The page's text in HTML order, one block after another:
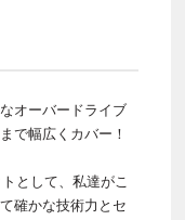
オーバードライブ
で幅広くカバー！
として、私達がこ
確かな技術力とセ